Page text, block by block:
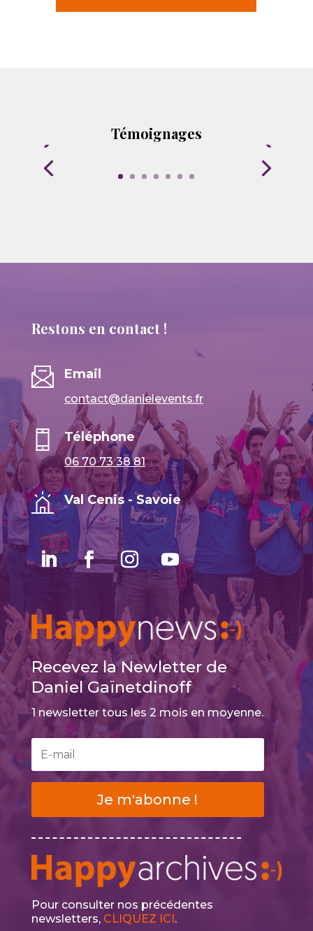
Témoignages
Restons en contact !
Email
contact@danielevents.fr
Téléphone
06 70 73 38 81
Val Cenis - Savoie
Recevez la Newletter de
Daniel Gaïnetdinoff
1 newsletter tous les 2 mois en moyenne.
Je m'abonne !
Pour consulter nos précédentes
newsletters, CLIQUEZ ICI.